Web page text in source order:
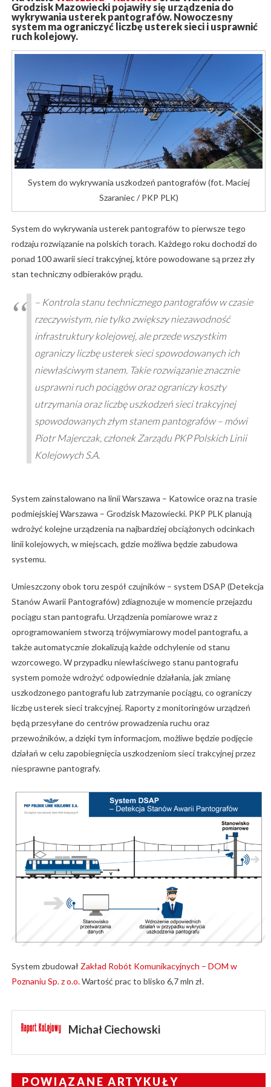
Grodzisk Mazowiecki pojawiły się urządzenia do
wykrywania usterek pantografów. Nowoczesny
system ma ograniczyć liczbę usterek sieci i usprawnić
ruch kolejowy.
System do wykrywania uszkodzeń pantografów (fot. Maciej
Szaraniec / PKP PLK)
System do wykrywania usterek pantografów to pierwsze tego
rodzaju rozwiązanie na polskich torach. Każdego roku dochodzi do
ponad 100 awarii sieci trakcyjnej, które powodowane są przez zły
stan techniczny odbieraków prądu.
– Kontrola stanu technicznego pantografów w czasie
rzeczywistym, nie tylko zwiększy niezawodność
infrastruktury kolejowej, ale przede wszystkim
ograniczy liczbę usterek sieci spowodowanych ich
niewłaściwym stanem. Takie rozwiązanie znacznie
usprawni ruch pociągów oraz ograniczy koszty
utrzymania oraz liczbę uszkodzeń sieci trakcyjnej
spowodowanych złym stanem pantografów – mówi
Piotr Majerczak, członek Zarządu PKP Polskich Linii
Kolejowych S.A.
System zainstalowano na linii Warszawa – Katowice oraz na trasie
podmiejskiej Warszawa – Grodzisk Mazowiecki. PKP PLK planują
wdrożyć kolejne urządzenia na najbardziej obciążonych odcinkach
linii kolejowych, w miejscach, gdzie możliwa będzie zabudowa
systemu.
Umieszczony obok toru zespół czujników – system DSAP (Detekcja
Stanów Awarii Pantografów) zdiagnozuje w momencie przejazdu
pociągu stan pantografu. Urządzenia pomiarowe wraz z
oprogramowaniem stworzą trójwymiarowy model pantografu, a
także automatycznie zlokalizują każde odchylenie od stanu
wzorcowego. W przypadku niewłaściwego stanu pantografu
system pomoże wdrożyć odpowiednie działania, jak zmianę
uszkodzonego pantografu lub zatrzymanie pociągu, co ograniczy
liczbę usterek sieci trakcyjnej. Raporty z monitoringów urządzeń
będą przesyłane do centrów prowadzenia ruchu oraz
przewoźników, a dzięki tym informacjom, możliwe będzie podjęcie
działań w celu zapobiegnięcia uszkodzeniom sieci trakcyjnej przez
niesprawne pantografy.
System zbudował Zakład Robót Komunikacyjnych – DOM w
Poznaniu Sp. z o.o.Wartość prac to blisko 6,7 mln zł.
Michał Ciechowski
POWIĄZANE ARTYKUŁY